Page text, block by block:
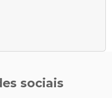
sociais